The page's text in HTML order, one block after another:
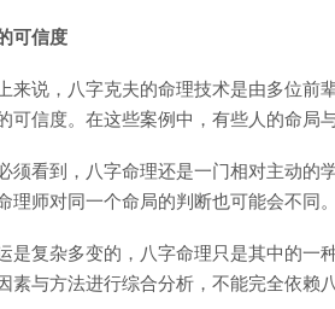
可信度
来说，八字克夫的命理技术是由多位前
可信度。在这些案例中，有些人的命局
须看到，八字命理还是一门相对主动的
理师对同一个命局的判断也可能会不同
是复杂多变的，八字命理只是其中的一
素与方法进行综合分析，不能完全依赖